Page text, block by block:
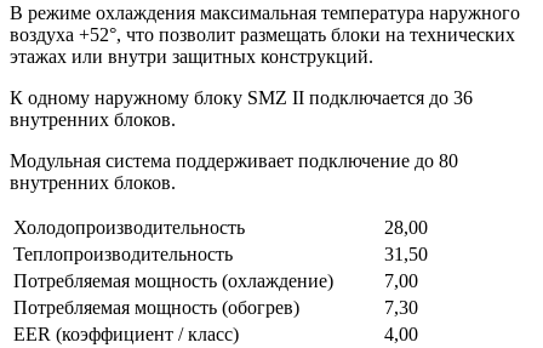
В режиме охлаждения максимальная температура наружного
воздуха +52°, что позволит размещать блоки на технических
этажах или внутри защитных конструкций.
К одному наружному блоку SMZ II подключается до 36
внутренних блоков.
Модульная система поддерживает подключение до 80
внутренних блоков.
Холодопроизводительность
28,00
Теплопроизводительность
31,50
Потребляемая мощность (охлаждение)
7,00
Потребляемая мощность (обогрев)
7,30
EER (коэффициент / класс)
4,00